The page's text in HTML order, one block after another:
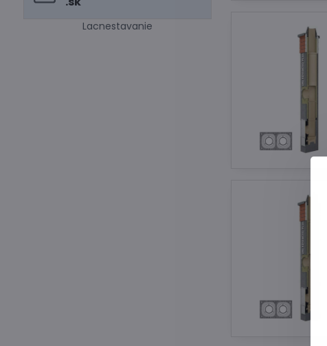
Lacnestavanie